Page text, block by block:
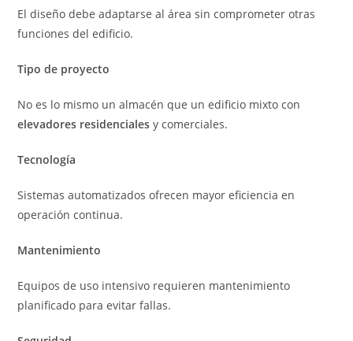
El diseño debe adaptarse al área sin comprometer otras
funciones del edificio.
Tipo de proyecto
No es lo mismo un almacén que un edificio mixto con
elevadores residenciales y comerciales.
Tecnología
Sistemas automatizados ofrecen mayor eficiencia en
operación continua.
Mantenimiento
Equipos de uso intensivo requieren mantenimiento
planificado para evitar fallas.